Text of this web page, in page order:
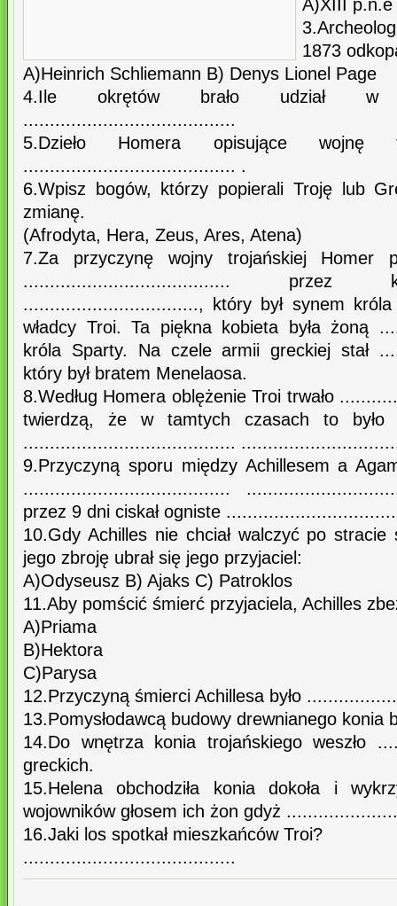
A)XIII
1873
A)Heinrich Schliemann B) Denys Lionel Page
4.Ile okrętów brało udział w
........................................
5.Dzieło Homera opisujące wojnę
........................................ .
6.Wpisz bogów, którzy popierali Troję lub
zmianę.
(Afrodyta, Hera, Zeus, Ares, Atena)
7.Za przyczynę wojny trojańskiej Homer
....................................... przez
................................., który był synem
władcy Troi. Ta piękna kobieta była żoną
króla Sparty. Na czele armii greckiej stał
który był bratem Menelaosa.
8.Według Homera oblężenie Troi trwało
twierdzą, że w tamtych czasach to było
........................................
9.Przyczyną sporu między Achillesem a
.......................................
przez 9 dni ciskał ogniste
10.Gdy Achilles nie chciał walczyć po
jego zbroję ubrał się jego przyjaciel:
A)Odyseusz B) Ajaks C) Patroklos
11.Aby pomścić śmierć przyjaciela, Achilles
A)Priama
B)Hektora
C)Parysa
12.Przyczyną śmierci Achillesa było
13.Pomysłodawcą budowy drewnianego
14.Do wnętrza konia trojańskiego weszło
greckich.
15.Helena obchodziła konia dokoła i
wojowników głosem ich żon gdyż
16.Jaki los spotkał mieszkańców Troi?
........................................